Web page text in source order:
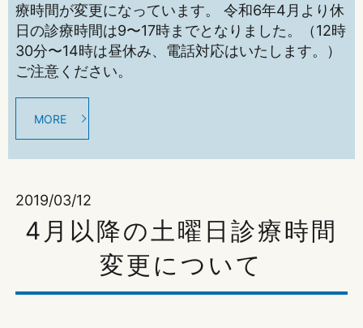
療時間が変更になっています。 令和6年4月より休
日の診療時間は9〜17時までとなりました。（12時
30分〜14時は昼休み、電話対応はいたします。）
ご注意ください。
MORE
2019/03/12
4月以降の土曜日診療時間
変更について